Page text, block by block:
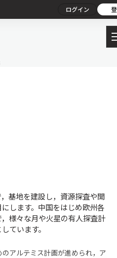
ログイン
基地を建設し，資源探査や開
します。中国をはじめ欧州各
様々な月や火星の有人探査計
ています。
アルテミス計画が進められ，ア